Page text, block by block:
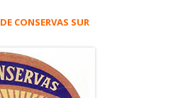
CONSERVAS SUR